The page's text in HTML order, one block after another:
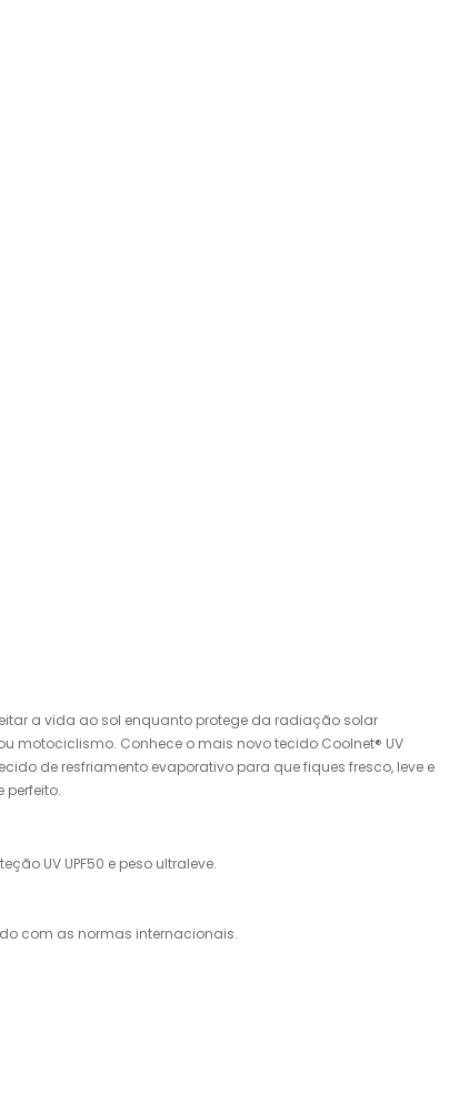
a vida ao sol enquanto protege da radiação solar
motociclismo. Conhece o mais novo tecido Coolnet® UV
de resfriamento evaporativo para que fiques fresco, leve e
perfeito.
UV UPF50 e peso ultraleve.
com as normas internacionais.